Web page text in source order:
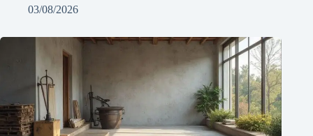
03/08/2026